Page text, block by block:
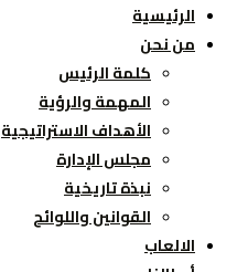
الرئيسية
من نحن
كلمة الرئيس
المهمة والرؤية
الأهداف الاستراتيجية
مجلس الإدارة
نبذة تاريخية
القوانين واللوائح
الالعاب